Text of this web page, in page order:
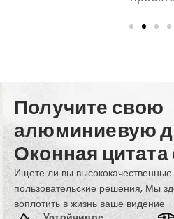
алюминиевую
Оконная цитата
Ищете ли вы высококачественные
пользовательские решения, Мы
воплотить в жизнь ваше видение.
Устойчивое
качество